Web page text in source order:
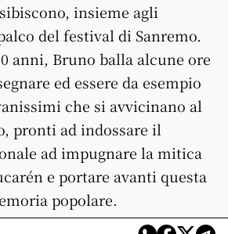
insieme agli
del festival di Sanremo.
anni, Bruno balla alcune ore
ed essere da esempio
che si avvicinano al
pronti ad indossare il
ad impugnare la mitica
e portare avanti questa
popolare.